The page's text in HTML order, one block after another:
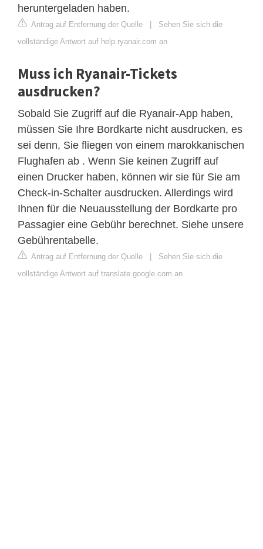
heruntergeladen haben.
Antrag auf Entfernung der Quelle | Sehen Sie sich die
vollständige Antwort auf help.ryanair.com an
Muss ich Ryanair-Tickets
ausdrucken?
Sobald Sie Zugriff auf die Ryanair-App haben,
müssen Sie Ihre Bordkarte nicht ausdrucken, es
sei denn, Sie fliegen von einem marokkanischen
Flughafen ab . Wenn Sie keinen Zugriff auf
einen Drucker haben, können wir sie für Sie am
Check-in-Schalter ausdrucken. Allerdings wird
Ihnen für die Neuausstellung der Bordkarte pro
Passagier eine Gebühr berechnet. Siehe unsere
Gebührentabelle.
Antrag auf Entfernung der Quelle | Sehen Sie sich die
vollständige Antwort auf translate.google.com an